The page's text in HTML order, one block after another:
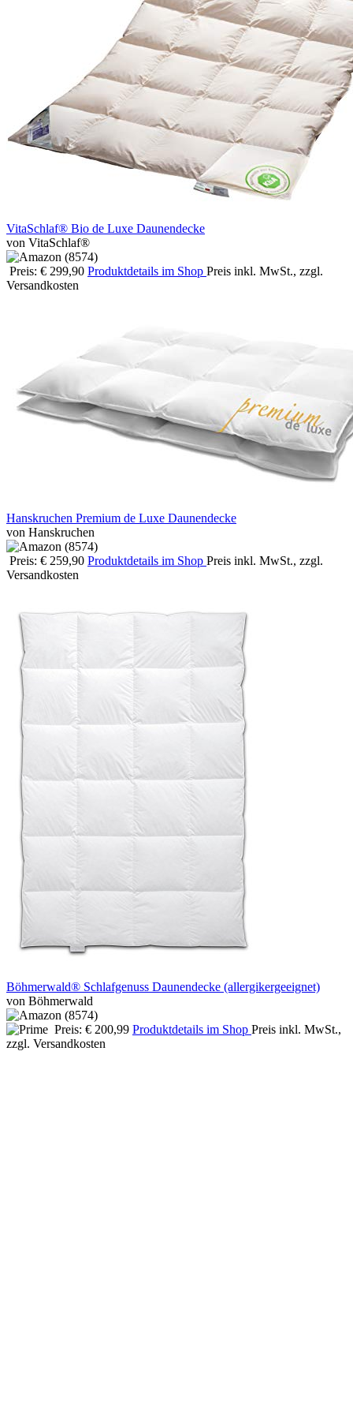
VitaSchlaf® Bio de Luxe Daunendecke
von VitaSchlaf®
Preis: € 299,90 Produktdetails im Shop Preis inkl. MwSt., zzgl.
Versandkosten
Hanskruchen Premium de Luxe Daunendecke
von Hanskruchen
Preis: € 259,90 Produktdetails im Shop Preis inkl. MwSt., zzgl.
Versandkosten
Böhmerwald® Schlafgenuss Daunendecke (allergikergeeignet)
von Böhmerwald
Preis: € 200,99 Produktdetails im Shop Preis inkl. MwSt.,
zzgl. Versandkosten